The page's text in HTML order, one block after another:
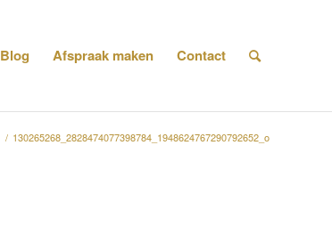
Blog Afspraak maken Contact
/ 130265268_2828474077398784_1948624767290792652_o